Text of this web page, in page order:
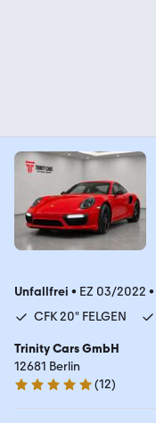
Unfallfrei • EZ 03/2022 •
CFK 20" FELGEN
Trinity Cars GmbH
12681 Berlin
4.9 Sterne
(12)